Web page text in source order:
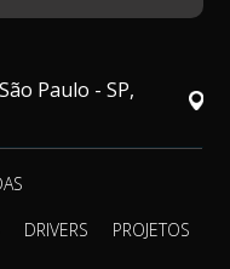
Paulo - SP,
DRIVERS
PROJETOS